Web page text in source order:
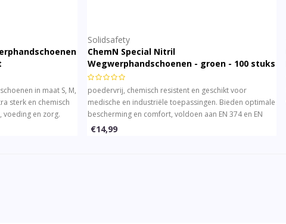
in maat S, M,
sterk en chemisch
voeding en zorg.
ISO 18889 en EN
Solidsafety
ChemN Special Nitril
Wegwerphandschoenen - groen - 100 stuks
poedervrij, chemisch resistent en geschikt voor
medische en industriële toepassingen. Bieden optimale
bescherming en comfort, voldoen aan EN 374 en EN
455 normen.
€14,99